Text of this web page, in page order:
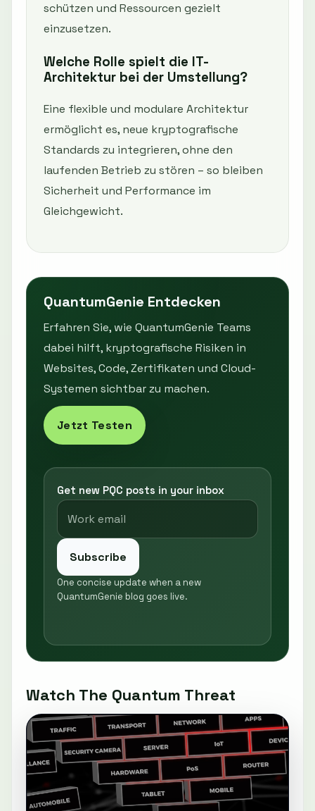
schützen und Ressourcen gezielt
einzusetzen.
Welche Rolle spielt die IT-
Architektur bei der Umstellung?
Eine flexible und modulare Architektur
ermöglicht es, neue kryptografische
Standards zu integrieren, ohne den
laufenden Betrieb zu stören – so bleiben
Sicherheit und Performance im
Gleichgewicht.
QuantumGenie Entdecken
Erfahren Sie, wie QuantumGenie Teams
dabei hilft, kryptografische Risiken in
Websites, Code, Zertifikaten und Cloud-
Systemen sichtbar zu machen.
Jetzt Testen
Get new PQC posts in your inbox
Subscribe
One concise update when a new
QuantumGenie blog goes live.
Watch The Quantum Threat